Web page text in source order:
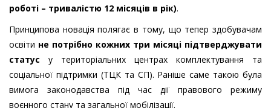
роботі – тривалістю 12 місяців в рік).
Принципова новація полягає в тому, що тепер здобувачам
освіти не потрібно кожних три місяці підтверджувати
статус у територіальних центрах комплектування та
соціальної підтримки (ТЦК та СП). Раніше саме такою була
вимога законодавства під час дії правового режиму
воєнного стану та загальної мобілізації.